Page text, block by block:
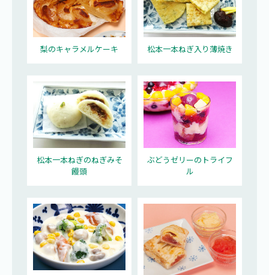
梨のキャラメルケーキ 松本一本ねぎ入り薄焼き
松本一本ねぎのねぎみそ
饅頭
ぶどうゼリーのトライフ
ル